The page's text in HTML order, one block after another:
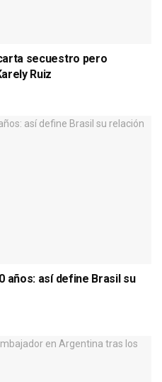
secuestro pero
Ruiz
años: así define Brasil su